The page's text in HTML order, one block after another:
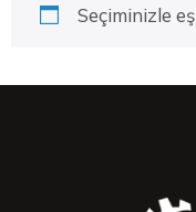
Seçiminizle